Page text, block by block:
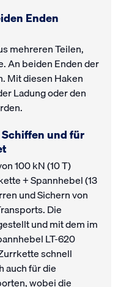
Enden
mehreren Teilen,
An beiden Enden der
Mit diesen Haken
Ladung oder den
und für
100 kN (10 T)
+ Spannhebel (13
und Sichern von
Die
und mit dem im
LT-620
schnell
auch für die
wobei die